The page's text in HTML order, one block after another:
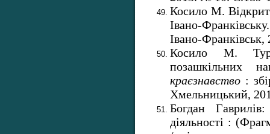
Косило М.
Івано-
Івано-
Косило М.
позашкільних
краєзнавство :
Хмельницький,
Богдан
діяльності :